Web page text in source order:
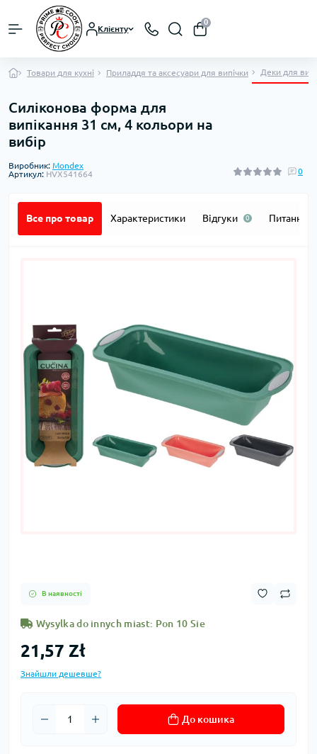
Клієнту
0
Товари для кухні Приладдя та аксесуари для випічки Деки для
Силіконова форма для
випікання 31 см, 4 кольори на
вибір
Виробник: Mondex
Артикул: HVX541664 0
Все про товар Характеристики Відгуки 0 Питання
В наявності
Wysylka do innych miast: Pon 10 Sie
21,57 Zł
Знайшли дешевше?
До кошика